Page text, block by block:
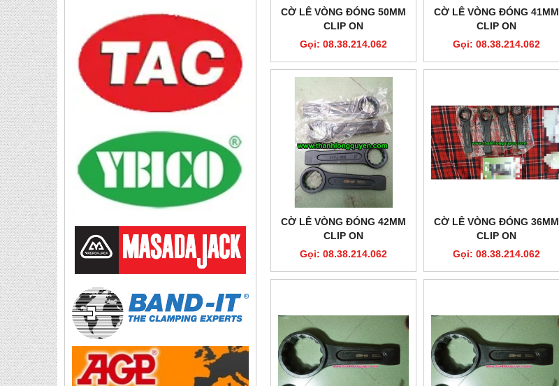
CỜ LÊ VÒNG ĐÓNG 50MM
CLIP ON
Gọi: 08.38.214.062
CỜ LÊ VÒNG ĐÓNG 41MM
CLIP ON
Gọi: 08.38.214.062
CỜ LÊ VÒNG ĐÓNG 42MM
CLIP ON
Gọi: 08.38.214.062
CỜ LÊ VÒNG ĐÓNG 36MM
CLIP ON
Gọi: 08.38.214.062